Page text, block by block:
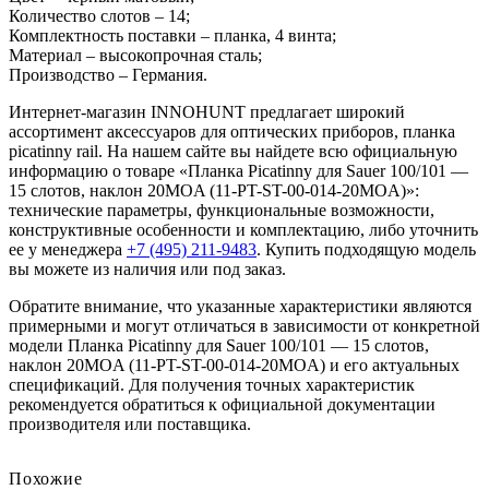
Количество слотов – 14;
Комплектность поставки – планка, 4 винта;
Материал – высокопрочная сталь;
Производство – Германия.
Интернет-магазин INNOHUNT предлагает широкий
ассортимент аксессуаров для оптических приборов, планка
picatinny rail. На нашем сайте вы найдете всю официальную
информацию о товаре «Планка Picatinny для Sauer 100/101 —
15 слотов, наклон 20MOA (11-PT-ST-00-014-20MOA)»:
технические параметры, функциональные возможности,
конструктивные особенности и комплектацию, либо уточнить
ее у менеджера +7 (495) 211-9483. Купить подходящую модель
вы можете из наличия или под заказ.
Обратите внимание, что указанные характеристики являются
примерными и могут отличаться в зависимости от конкретной
модели Планка Picatinny для Sauer 100/101 — 15 слотов,
наклон 20MOA (11-PT-ST-00-014-20MOA) и его актуальных
спецификаций. Для получения точных характеристик
рекомендуется обратиться к официальной документации
производителя или поставщика.
Похожие